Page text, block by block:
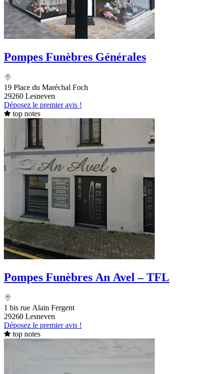
Pompes Funèbres Générales
19 Place du Maréchal Foch
29260 Lesneven
Déposez le premier avis !
top notes
Pompes Funèbres An Avel – TFL
1 bis rue Alain Fergent
29260 Lesneven
Déposez le premier avis !
top notes